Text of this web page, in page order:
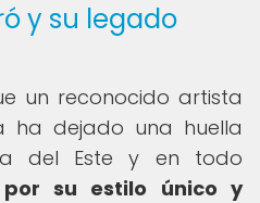
y su legado
un reconocido artista
ha dejado una huella
del Este y en todo
por su estilo único y